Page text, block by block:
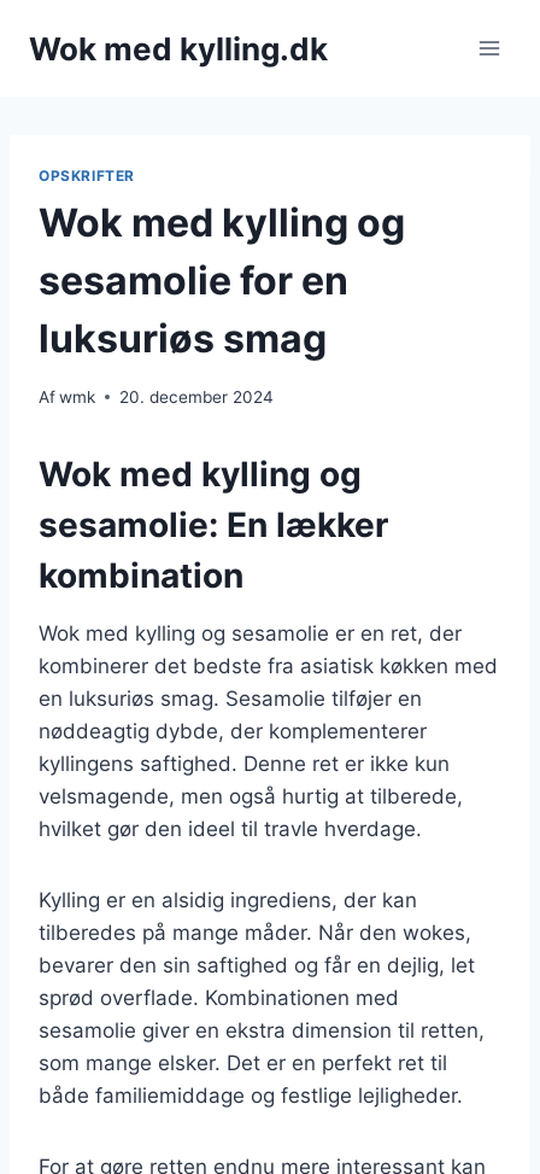
Wok med kylling.dk
OPSKRIFTER
Wok med kylling og
sesamolie for en
luksuriøs smag
Afwmk 20. december 2024
Wok med kylling og
sesamolie: En lækker
kombination
Wok med kylling og sesamolie er en ret, der
kombinerer det bedste fra asiatisk køkken med
en luksuriøs smag. Sesamolie tilføjer en
nøddeagtig dybde, der komplementerer
kyllingens saftighed. Denne ret er ikke kun
velsmagende, men også hurtig at tilberede,
hvilket gør den ideel til travle hverdage.
Kylling er en alsidig ingrediens, der kan
tilberedes på mange måder. Når den wokes,
bevarer den sin saftighed og får en dejlig, let
sprød overflade. Kombinationen med
sesamolie giver en ekstra dimension til retten,
som mange elsker. Det er en perfekt ret til
både familiemiddage og festlige lejligheder.
For at gøre retten endnu mere interessant kan